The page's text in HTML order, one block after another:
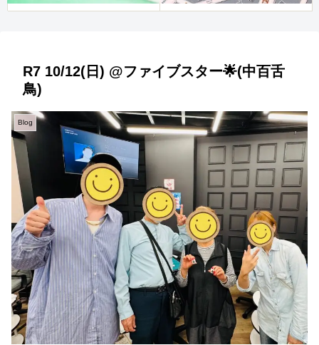
R7 10/12(日) @ファイブスター🌟(中百舌
鳥)
Blog